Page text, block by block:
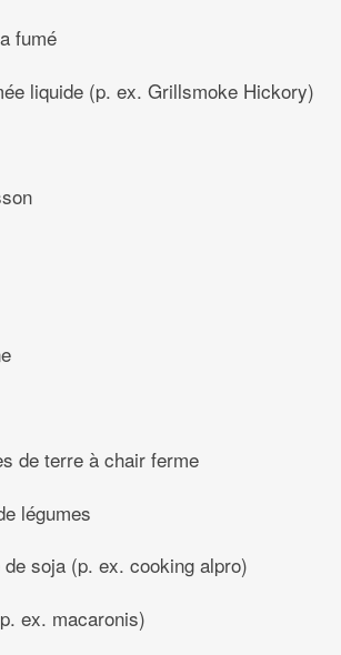
fumé
liquide (p. ex. Grillsmoke Hickory)
de terre à chair ferme
légumes
soja (p. ex. cooking alpro)
ex. macaronis)